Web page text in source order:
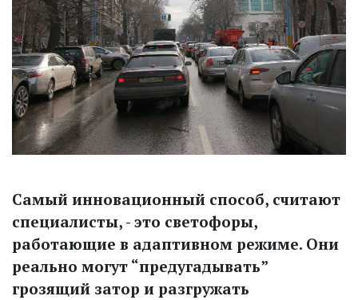
Самый инновационный способ, считают
специалисты, - это светофоры,
работающие в адаптивном режиме. Они
реально могут “предугадывать”
грозящий затор и разгружать